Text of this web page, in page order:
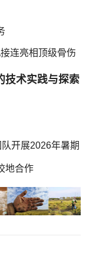
连亮相顶级骨伤
技术实践与探索
开展2026年暑期
地合作